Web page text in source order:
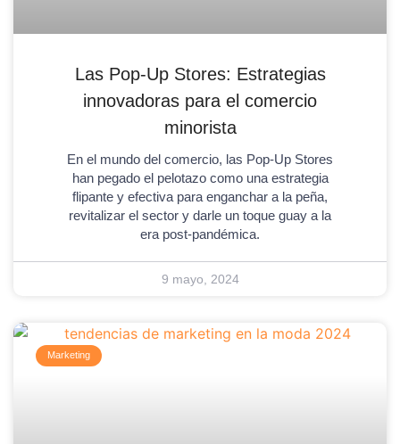
Las Pop-Up Stores: Estrategias
innovadoras para el comercio
minorista
En el mundo del comercio, las Pop-Up Stores
han pegado el pelotazo como una estrategia
flipante y efectiva para enganchar a la peña,
revitalizar el sector y darle un toque guay a la
era post-pandémica.
9 mayo, 2024
Marketing